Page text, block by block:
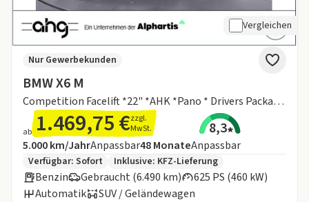
Vergleichen
BMW X6 M
Competition Facelift *22" *AHK *Pano * Drivers Package *360grad *Massage VOLL
Nur Gewerbekunden
ab 1.469,75 €zzgl.
MwSt.
8,3
Angebotsdetails:
Inklusive Laufleistung
5.000 km/JahrAnpassbarLaufzeit
48MonateAnpassbar
Zusätzliche Fahrzeuginformationen:
Verfügbar: Sofort Inklusive: KFZ-Lieferung
Benzin Gebraucht (6.490 km)
625 PS (460 kW)
Automatik
SUV / Geländewagen